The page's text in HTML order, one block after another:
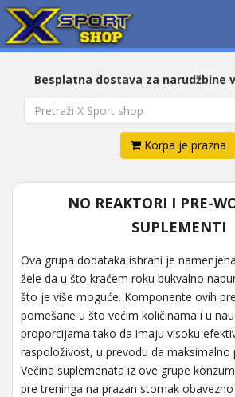
Besplatna dostava za narudžbine
Korpa je prazna
NO REAKTORI I PRE-
SUPLEMENTI
Ova grupa dodataka ishrani je
žele da u što kraćem roku bukvalno
što je više moguće. Komponente ovih
pomešane u što većim količinama i u
proporcijama tako da imaju visoku
raspoloživost, u prevodu da maksimalno
Večina suplemenata iz ove grupe
pre treninga na prazan stomak